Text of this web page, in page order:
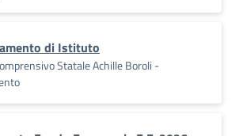
di Istituto
Statale Achille Boroli -